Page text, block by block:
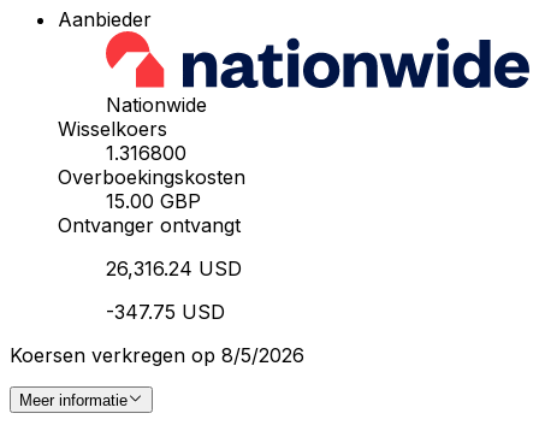
Aanbieder
Nationwide
Wisselkoers
1.316800
Overboekingskosten
15.00 GBP
Ontvanger ontvangt
26,316.24 USD
-347.75 USD
Koersen verkregen op 8/5/2026
Meer informatie